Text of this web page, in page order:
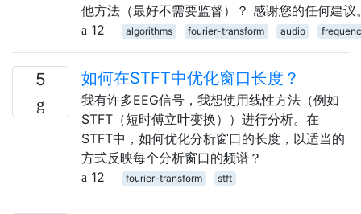
他方法（最好不需要监督）？ 感谢您的任何建议
12
algorithms fourier-transform audio
5 如何在STFT中优化窗口长度？
我有许多EEG信号，我想使用线性方法（例如
STFT（短时傅立叶变换））进行分析。在
STFT中，如何优化分析窗口的长度，以适当的
方式反映每个分析窗口的频谱？
12
fourier-transform stft